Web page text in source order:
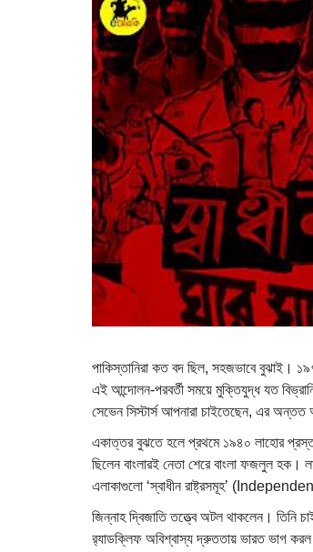
পাকিস্তানিরা কত বদ ছিল, সহজভাবে বুঝাই।
এই আন্দোলন-পরবর্তী সময়ে মুক্তিযুদ্ধ যত
সেভেন সিস্টার্স আপনারা চাইতেছেন, এর অন্তত
একাত্তর বুঝতে হলে প্রথমে ১৯৪০ লাহোর
ছিলেন বাংলারই নেতা শেরে বাংলা ফজলুল হক।
এলাকাগুলো ‌‘স্বাধীন রাষ্ট্রসমূহ’
জিন্নাহ দ্বিজাতি তত্ত্বে অটল থাকলেন। তিনি
র‍্যাডক্লিফ অবিশ্বাস্য দ্রুততায় ভারত ভাগ